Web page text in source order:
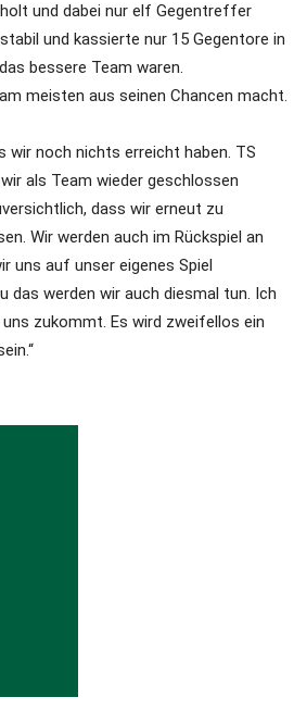
und dabei nur elf Gegentreffer
und kassierte nur 15 Gegentore in
bessere Team waren.
meisten aus seinen Chancen macht.
wir noch nichts erreicht haben. TS
als Team wieder geschlossen
dass wir erneut zu
Wir werden auch im Rückspiel an
uns auf unser eigenes Spiel
das werden wir auch diesmal tun. Ich
zukommt. Es wird zweifellos ein